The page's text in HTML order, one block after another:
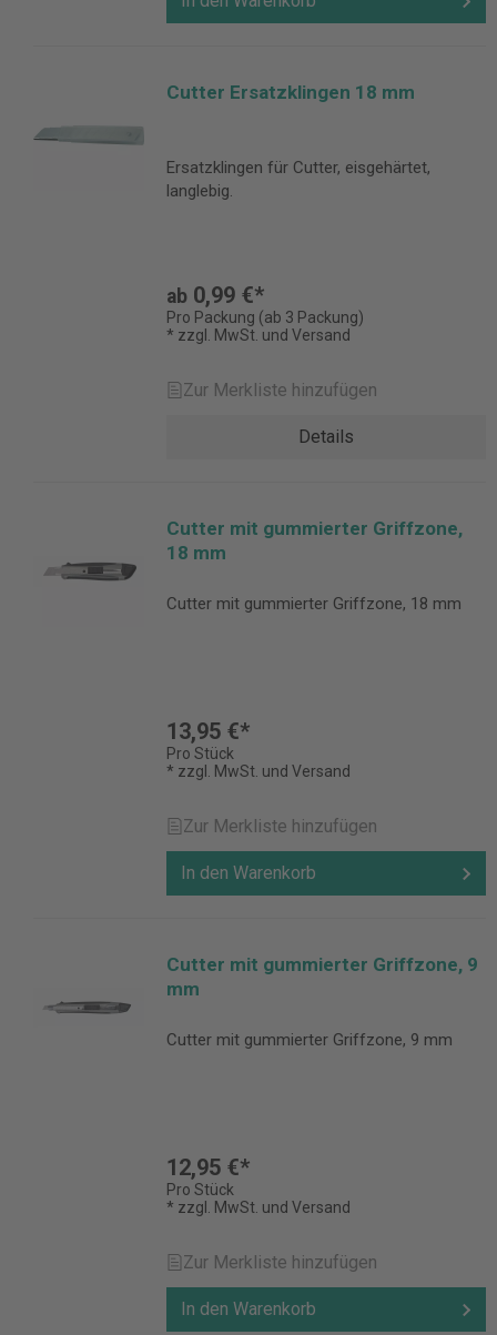
Cutter Ersatzklingen 18 mm
Ersatzklingen für Cutter, eisgehärtet,
langlebig.
ab 0,99 €*
Pro Packung (ab 3 Packung)
* zzgl. MwSt. und Versand
Zur Merkliste hinzufügen
Details
Cutter mit gummierter Griffzone,
18 mm
Cutter mit gummierter Griffzone, 18 mm
13,95 €*
Pro Stück
* zzgl. MwSt. und Versand
Zur Merkliste hinzufügen
In den Warenkorb
Cutter mit gummierter Griffzone, 9
mm
Cutter mit gummierter Griffzone, 9 mm
12,95 €*
Pro Stück
* zzgl. MwSt. und Versand
Zur Merkliste hinzufügen
In den Warenkorb